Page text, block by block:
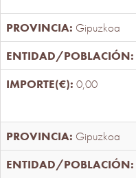
Gipuzkoa
0,00
Gipuzkoa